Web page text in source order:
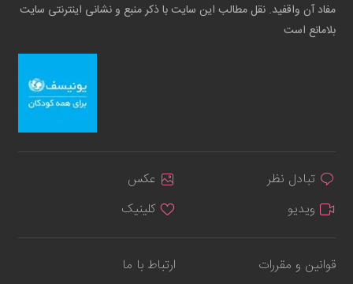
مفاد آن واقفید. نقل مطالب این سایت با ذکر منبع و نشانی اینترنتی سایت
بلامانع است
تبادل نظر
عکس
ویدیو
کلینیک
قوانین و مقررات ارتباط با ما